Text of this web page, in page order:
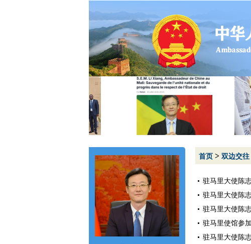
首页> 双边交往
驻马里大使陈
驻马里大使陈
驻马里大使陈
驻马里使馆参
驻马里大使陈